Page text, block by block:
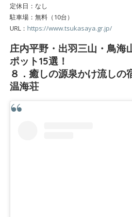
定休日：なし
駐車場：無料（10台）
URL： https://www.tsukasaya.gr.jp/
庄内平野・出羽三山・鳥海
ポット15選！
８．癒しの源泉かけ流しの
温海荘